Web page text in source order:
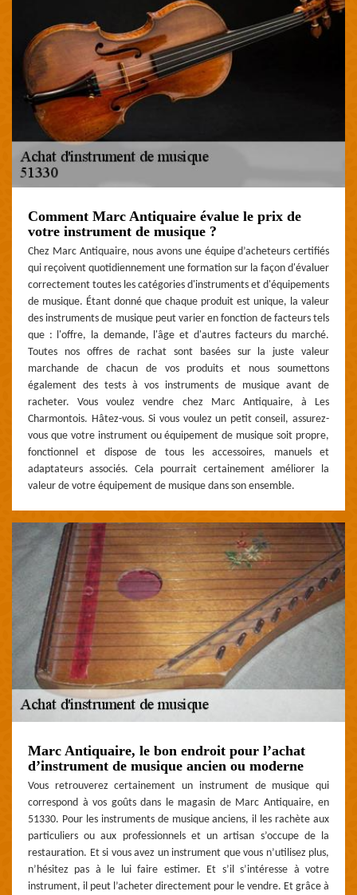
Comment Marc Antiquaire évalue le prix de
votre instrument de musique ?
Chez Marc Antiquaire, nous avons une équipe d’acheteurs certifiés
qui reçoivent quotidiennement une formation sur la façon d'évaluer
correctement toutes les catégories d'instruments et d'équipements
de musique. Étant donné que chaque produit est unique, la valeur
des instruments de musique peut varier en fonction de facteurs tels
que : l'offre, la demande, l'âge et d'autres facteurs du marché.
Toutes nos offres de rachat sont basées sur la juste valeur
marchande de chacun de vos produits et nous soumettons
également des tests à vos instruments de musique avant de
racheter. Vous voulez vendre chez Marc Antiquaire, à Les
Charmontois. Hâtez-vous. Si vous voulez un petit conseil, assurez-
vous que votre instrument ou équipement de musique soit propre,
fonctionnel et dispose de tous les accessoires, manuels et
adaptateurs associés. Cela pourrait certainement améliorer la
valeur de votre équipement de musique dans son ensemble.
Marc Antiquaire, le bon endroit pour l’achat
d’instrument de musique ancien ou moderne
Vous retrouverez certainement un instrument de musique qui
correspond à vos goûts dans le magasin de Marc Antiquaire, en
51330. Pour les instruments de musique anciens, il les rachète aux
particuliers ou aux professionnels et un artisan s’occupe de la
restauration. Et si vous avez un instrument que vous n’utilisez plus,
n’hésitez pas à le lui faire estimer. Et s’il s’intéresse à votre
instrument, il peut l’acheter directement pour le vendre. Et grâce à